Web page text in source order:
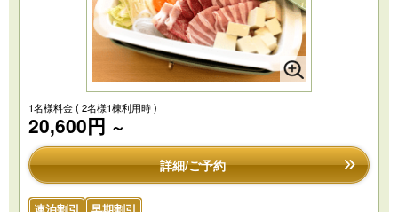
1名様料金( 2名様1棟利用時 )
20,600円 ～
詳細/ご予約